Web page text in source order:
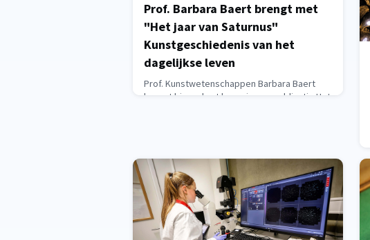
Prof. Barbara Baert brengt met
"Het jaar van Saturnus"
Kunstgeschiedenis van het
dagelijkse leven
Prof. Kunstwetenschappen Barbara Baert
brengt binnenkort haar nieuwe publicatie Het
vrijheid van een onafgebroken,
compromisloos en onbaatzuchtig schrijven?
Welke beelden zullen verschijnen? Welke
verhalen worden verteld? Wie spreekt?
May 19, 2026